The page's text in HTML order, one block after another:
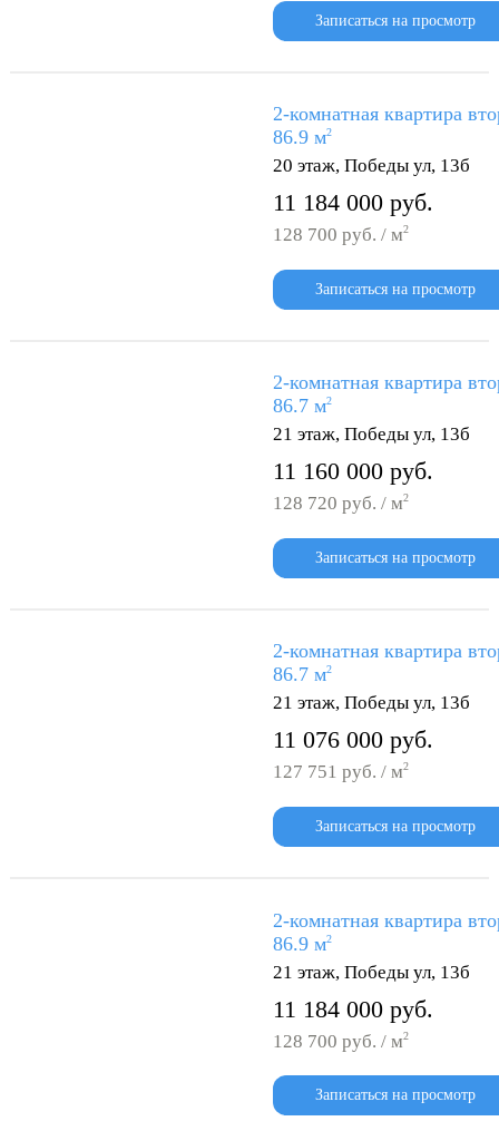
Записаться на просмотр
2-комнатная квартира
86.9 м2
20 этаж, Победы ул, 13б
11 184 000 руб.
128 700 руб. / м2
Записаться на просмотр
2-комнатная квартира
86.7 м2
21 этаж, Победы ул, 13б
11 160 000 руб.
128 720 руб. / м2
Записаться на просмотр
2-комнатная квартира
86.7 м2
21 этаж, Победы ул, 13б
11 076 000 руб.
127 751 руб. / м2
Записаться на просмотр
2-комнатная квартира
86.9 м2
21 этаж, Победы ул, 13б
11 184 000 руб.
128 700 руб. / м2
Записаться на просмотр